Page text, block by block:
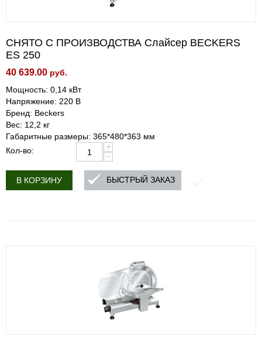
СНЯТО С ПРОИЗВОДСТВА Слайсер BECKERS
ES 250
40 639.00 руб.
Мощность: 0,14 кВт
Напряжение: 220 В
Бренд: Beckers
Вес: 12,2 кг
Габаритные размеры: 365*480*363 мм
Кол-во:
+
−
В КОРЗИНУ БЫСТРЫЙ ЗАКАЗ